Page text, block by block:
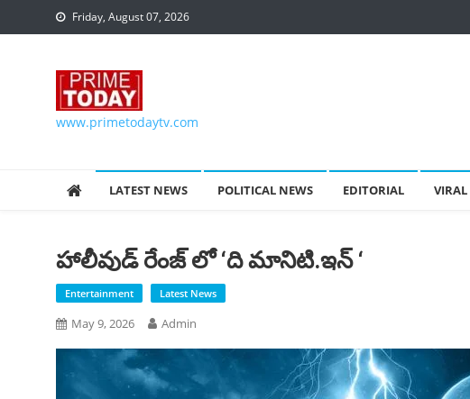
Skip to contentFriday, August 07, 2026
www.primetodaytv.com
LATEST NEWS POLITICAL NEWS EDITORIAL
హాలీవుడ్ రేంజ్ లో ‘ది మానిటి.ఇన్ ‘
Entertainment Latest News
May 9, 2026 Admin